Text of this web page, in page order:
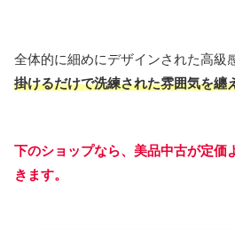
全体的に細めにデザインされた高級
掛けるだけで洗練された雰囲気を纏
下のショップなら、美品中古が定価
きます。